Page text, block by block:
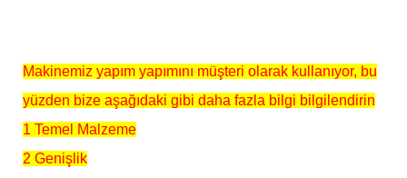
Makinemiz yapım yapımını müşteri olarak kullanıyor, bu
yüzden bize aşağıdaki gibi daha fazla bilgi bilgilendirin
1 Temel Malzeme
2 Genişlik